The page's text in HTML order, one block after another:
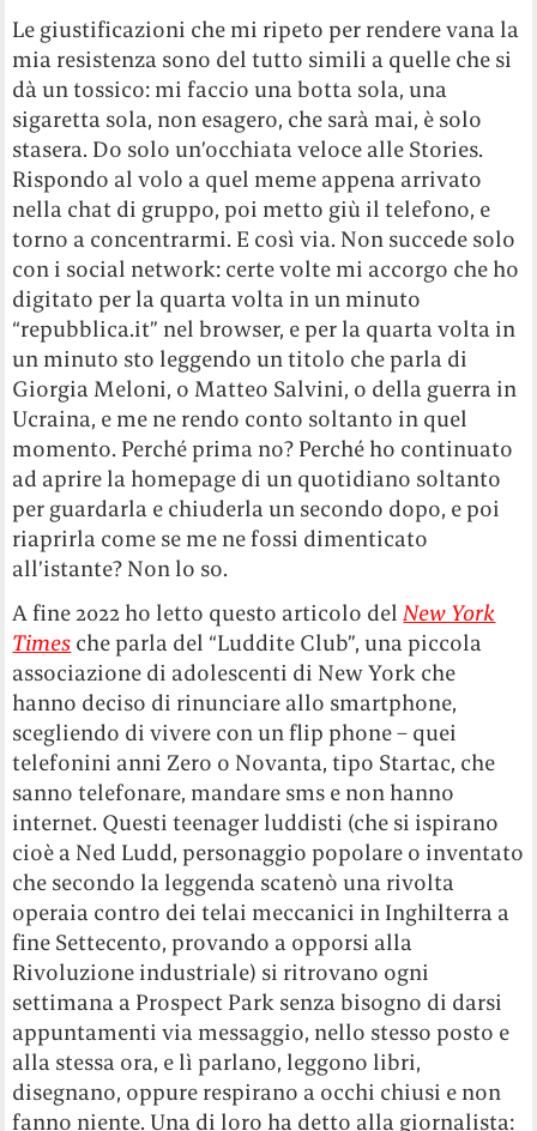
Le giustificazioni che mi ripeto per rendere vana la
mia resistenza sono del tutto simili a quelle che si
dà un tossico: mi faccio una botta sola, una
sigaretta sola, non esagero, che sarà mai, è solo
stasera. Do solo un’occhiata veloce alle Stories.
Rispondo al volo a quel meme appena arrivato
nella chat di gruppo, poi metto giù il telefono, e
torno a concentrarmi. E così via. Non succede solo
con i social network: certe volte mi accorgo che ho
digitato per la quarta volta in un minuto
“repubblica.it” nel browser, e per la quarta volta in
un minuto sto leggendo un titolo che parla di
Giorgia Meloni, o Matteo Salvini, o della guerra in
Ucraina, e me ne rendo conto soltanto in quel
momento. Perché prima no? Perché ho continuato
ad aprire la homepage di un quotidiano soltanto
per guardarla e chiuderla un secondo dopo, e poi
riaprirla come se me ne fossi dimenticato
all’istante? Non lo so.
A fine 2022 ho letto questo articolo delNew York
Times che parla del “Luddite Club”, una piccola
associazione di adolescenti di New York che
hanno deciso di rinunciare allo smartphone,
scegliendo di vivere con un flip phone – quei
telefonini anni Zero o Novanta, tipo Startac, che
sanno telefonare, mandare sms e non hanno
internet. Questi teenager luddisti (che si ispirano
cioè a Ned Ludd, personaggio popolare o inventato
che secondo la leggenda scatenò una rivolta
operaia contro dei telai meccanici in Inghilterra a
fine Settecento, provando a opporsi alla
Rivoluzione industriale) si ritrovano ogni
settimana a Prospect Park senza bisogno di darsi
appuntamenti via messaggio, nello stesso posto e
alla stessa ora, e lì parlano, leggono libri,
disegnano, oppure respirano a occhi chiusi e non
fanno niente. Una di loro ha detto alla giornalista: